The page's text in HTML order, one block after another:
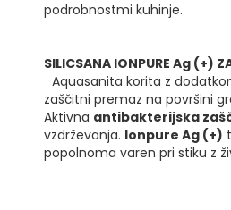
podrobnostmi kuhinje.
SILICSANA IONPURE Ag (+)
Aquasanita korita z
zaščitni premaz na površini
Aktivna antibakterijska
vzdrževanja. Ionpure Ag (+)
popolnoma varen pri stiku z